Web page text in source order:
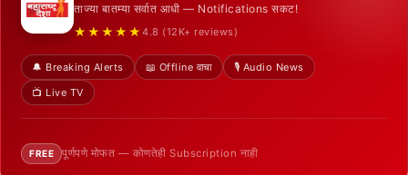
ताज्या बातम्या सर्वात आधी — Notifications सकट!
★★★★★ 4.8 (12K+ reviews)
🔔 Breaking Alerts 📖 Offline वाचा
🎙️ Audio News
📺 Live TV
FREE पूर्णपणे मोफत — कोणतेही Subscription नाही